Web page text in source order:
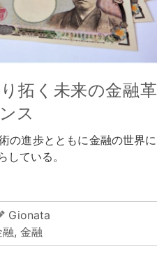
拓く未来の金融革
ス
の進歩とともに金融の世界に
している。
Gionata
融,金融